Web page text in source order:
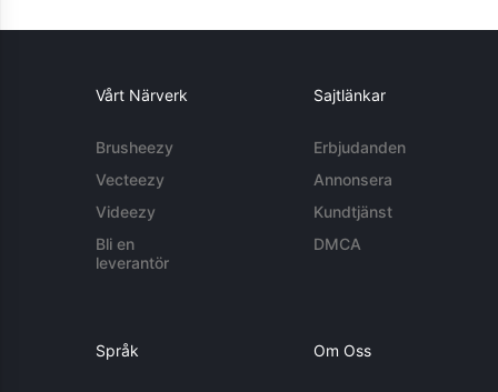
Vårt Närverk
Brusheezy
Vecteezy
Videezy
Bli en
leverantör
Sajtlänkar
Erbjudanden
Annonsera
Kundtjänst
DMCA
Språk Om Oss